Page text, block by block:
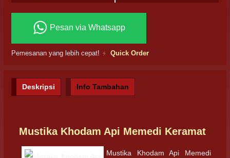
Pesan via Whatsapp
Pemesanan yang lebih cepat! Quick Order
Deskripsi Info Tambahan
Mustika Khodam Api Memedi Keramat
Mustika Khodam Api Memedi